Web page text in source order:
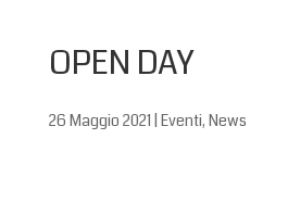
OPEN DAY
26 Maggio 2021 Eventi, News